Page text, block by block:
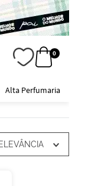
0
Alta Perfumaria